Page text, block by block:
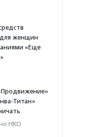
женщин
«Еще
Титан»
НКО